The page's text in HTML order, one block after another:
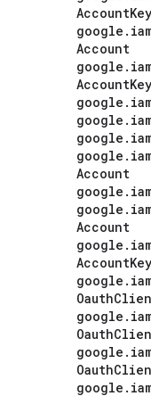
AccountKey
google .
Account
google .
AccountKey
google .
google .
google .
google .
Account
google .
google .
Account
google .
AccountKey
google .
Oauth
google .
Oauth
google .
Oauth
google .